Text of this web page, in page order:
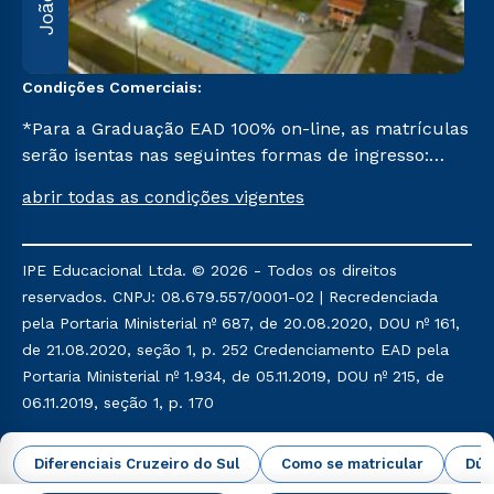
Diferenciais Cruzeiro do Sul Como se matricular
Condições Comerciais:
*Para a Graduação EAD 100% on-line, as matrículas
serão isentas nas seguintes formas de ingresso:
Pedagogia para Licenciados e Transferência. Já para
abrir todas as condições vigentes
IPE Educacional Ltda. © 2026 - Todos os direitos
reservados. CNPJ: 08.679.557/0001-02 | Recredenciada
pela Portaria Ministerial nº 687, de 20.08.2020, DOU nº 161,
de 21.08.2020, seção 1, p. 252 Credenciamento EAD pela
Portaria Ministerial nº 1.934, de 05.11.2019, DOU nº 215, de
06.11.2019, seção 1, p. 170
Política de Privacidade Política de Cookies